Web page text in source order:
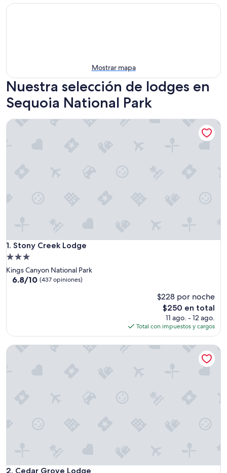
Mostrar mapa
Nuestra selección de lodges en
Sequoia National Park
1. Stony Creek Lodge
Stony Creek Lodge
Propiedad
de
3.0
Kings Canyon National Park
6.8
6.8/10 (437 opiniones)
$228 por noche
El
precio
actual
es
de
$250 en total
11 ago. - 12 ago.
Total con impuestos y cargos
Stony Creek Lodge
2. Cedar Grove Lodge
Cedar Grove Lodge
Cedar Grove Lodge